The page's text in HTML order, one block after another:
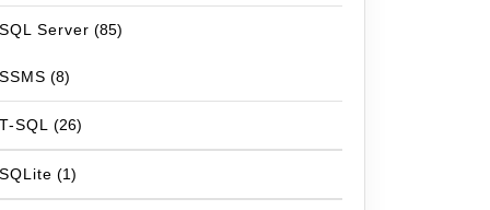
SQL Server (85)
SSMS (8)
T-SQL (26)
SQLite (1)